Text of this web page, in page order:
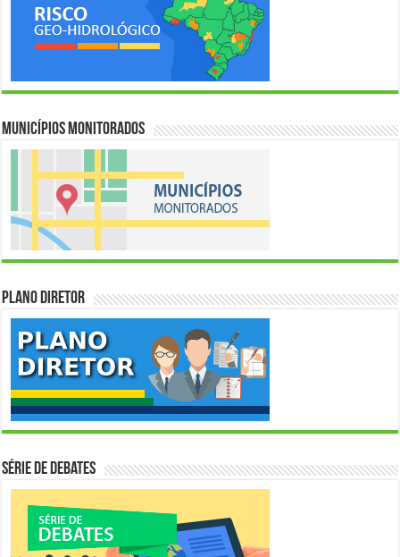
Municípios Monitorados
Plano Diretor
Série de Debates